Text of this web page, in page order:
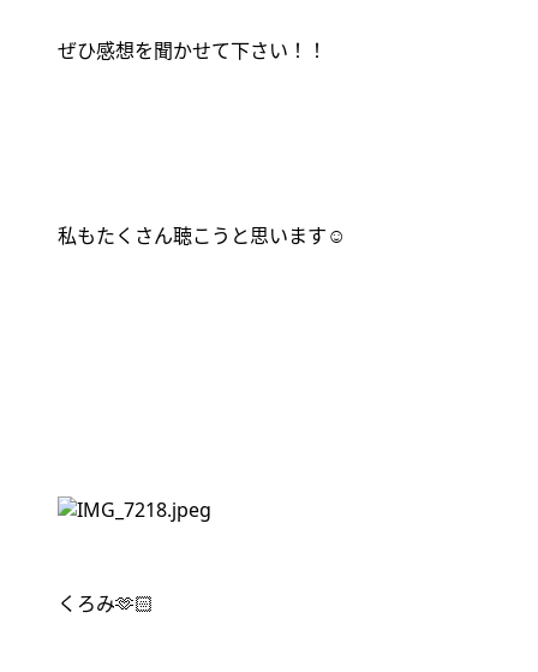
ぜひ感想を聞かせて下さい！！
私もたくさん聴こうと思います☺️
くろみ🫶🏻